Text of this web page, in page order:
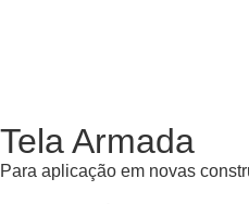
Tela Armada
Para aplicação em novas